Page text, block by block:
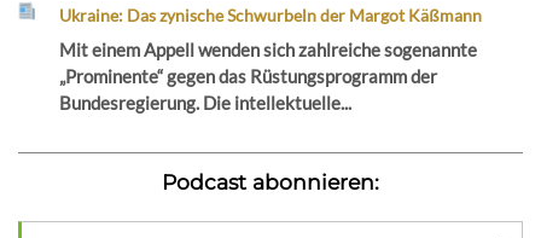
Ukraine: Das zynische Schwurbeln der Margot Käßmann
Mit einem Appell wenden sich zahlreiche sogenannte
„Prominente“ gegen das Rüstungsprogramm der
Bundesregierung. Die intellektuelle...
Podcast abonnieren: